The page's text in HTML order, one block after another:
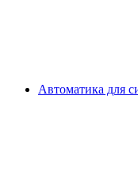
Автоматика для